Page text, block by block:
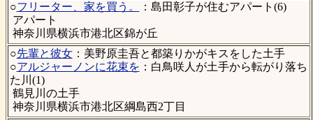
○フリーター、家を買う。
：島田彰子が住むアパート(6)
アパート
神奈川県横浜市港北区錦が丘
○先輩と彼女：美野原圭吾と都築りかがキスをした土手
○アルジャーノンに花束を ：白鳥咲人が土手から転がり落ち
た川(1)
鶴見川の土手
神奈川県横浜市港北区綱島西2丁目